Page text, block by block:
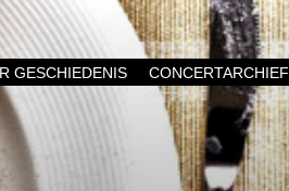
GESCHIEDENIS CONCERTARCHIEF